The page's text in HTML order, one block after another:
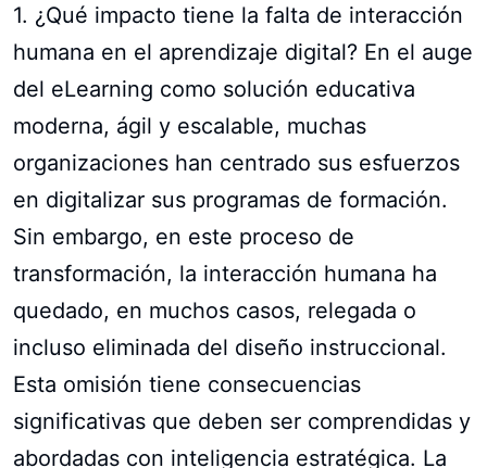
1. ¿Qué impacto tiene la falta de interacción
humana en el aprendizaje digital? En el auge
del eLearning como solución educativa
moderna, ágil y escalable, muchas
organizaciones han centrado sus esfuerzos
en digitalizar sus programas de formación.
Sin embargo, en este proceso de
transformación, la interacción humana ha
quedado, en muchos casos, relegada o
incluso eliminada del diseño instruccional.
Esta omisión tiene consecuencias
significativas que deben ser comprendidas y
abordadas con inteligencia estratégica. La